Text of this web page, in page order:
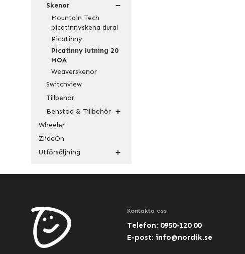
Skenor
Mountain Tech
picatinnyskena dural
Picatinny
Picatinny lutning 20
MOA
Weaverskenor
Switchview
Tillbehör
Benstöd & Tillbehör
Wheeler
ZlideOn
Utförsäljning
Kontakta oss
Telefon: 0950-120 00
E-post: info@nordik.se